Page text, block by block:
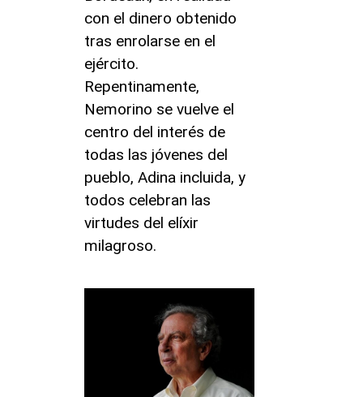
con el dinero obtenido
tras enrolarse en el
ejército.
Repentinamente,
Nemorino se vuelve el
centro del interés de
todas las jóvenes del
pueblo, Adina incluida, y
todos celebran las
virtudes del elíxir
milagroso.